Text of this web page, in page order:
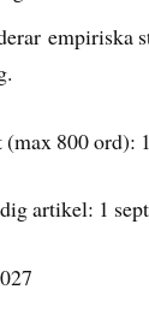
empiriska
800 ord):
artikel: 1